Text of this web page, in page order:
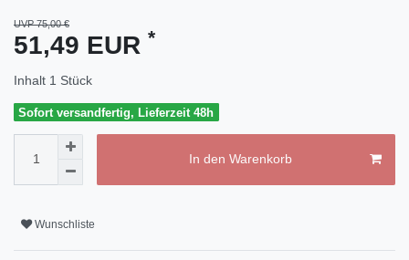
UVP 75,00 €
51,49 EUR *
Inhalt 1 Stück
Sofort versandfertig, Lieferzeit 48h
In den Warenkorb
Wunschliste